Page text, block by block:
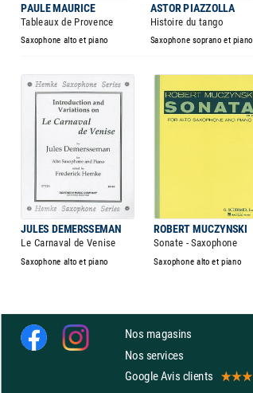
PAULE MAURICE ASTOR PIAZZOLLA
Tableaux de Provence Histoire du tango
Saxophone alto et piano Saxophone soprano et piano
JULES DEMERSSEMAN ROBERT MUCZYNSKI
Le Carnaval de Venise Sonate - Saxophone
Saxophone alto et piano Saxophone alto et piano
Nos magasins
Nos services
Google Avis clients